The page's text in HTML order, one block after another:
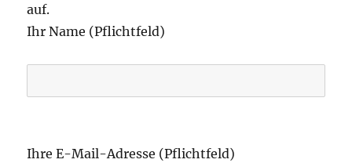
auf.
Ihr Name (Pflichtfeld)
i
Ihre E-Mail-Adresse (Pflichtfeld)